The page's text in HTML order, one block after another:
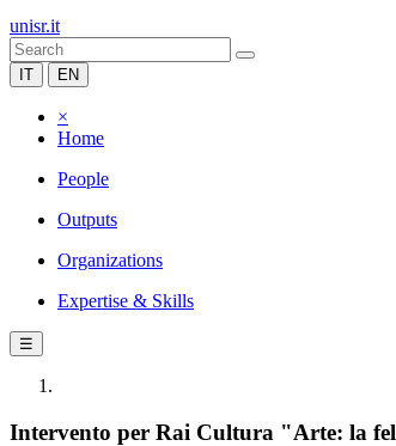
unisr.it
IT EN
×
Home
People
Outputs
Organizations
Expertise & Skills
☰
Intervento per Rai Cultura "Arte: la